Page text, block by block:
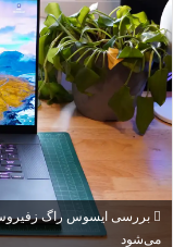
می‌شود